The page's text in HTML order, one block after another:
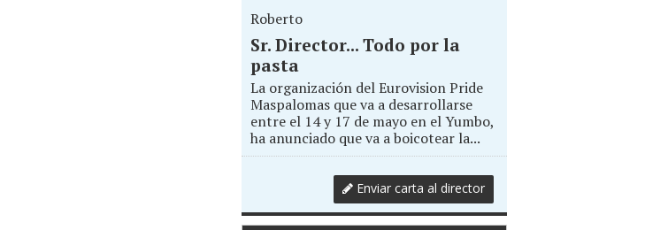
Roberto
Sr. Director... Todo por la
pasta
La organización del Eurovision Pride
Maspalomas que va a desarrollarse
entre el 14 y 17 de mayo en el Yumbo,
ha anunciado que va a boicotear la...
Enviar carta al director